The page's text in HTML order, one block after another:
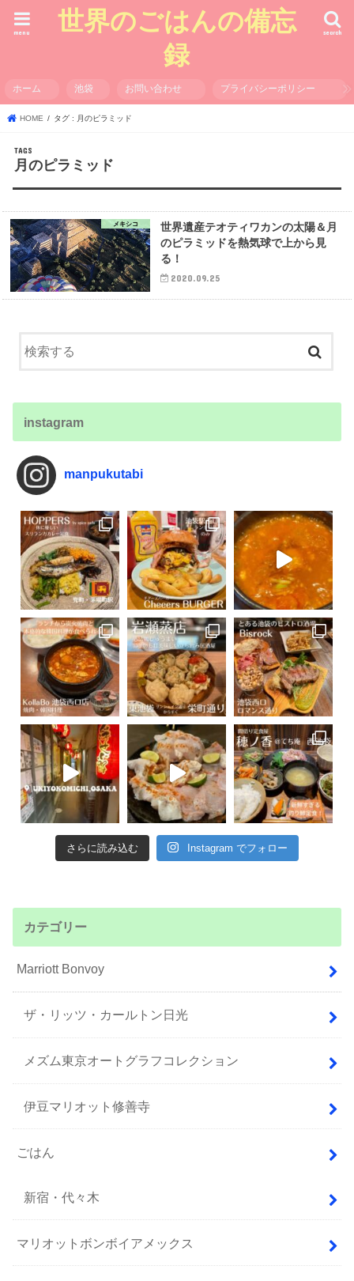
世界のごはんの備忘
録
search
menu
ホーム 池袋 お問い合わせ プライバシーポリシー
HOME タグ : 月のピラミッド
月のピラミッド
メキシコ
世界遺産テオティワカンの太陽＆月
のピラミッドを熱気球で上から見
る！
2020.09.25
instagram
manpukutabi
さらに読み込む Instagram でフォロー
カテゴリー
Marriott Bonvoy
ザ・リッツ・カールトン日光
メズム東京オートグラフコレクション
伊豆マリオット修善寺
ごはん
新宿・代々木
マリオットボンボイアメックス